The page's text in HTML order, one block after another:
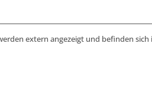
extern angezeigt und befinden